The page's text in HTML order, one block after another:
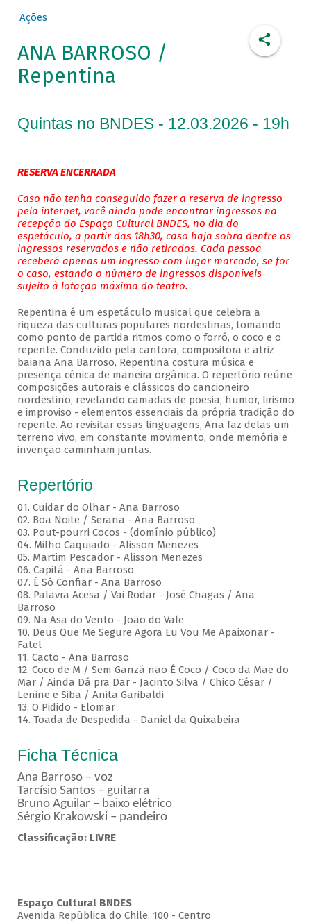
Ações
ANA BARROSO /
Repentina
Quintas no BNDES - 12.03.2026 - 19h
RESERVA ENCERRADA
Caso não tenha conseguido fazer a reserva de ingresso
pela internet, você ainda pode encontrar ingressos na
recepção do Espaço Cultural BNDES, no dia do
espetáculo, a partir das 18h30, caso haja sobra dentre os
ingressos reservados e não retirados. Cada pessoa
receberá apenas um ingresso com lugar marcado, se for
o caso, estando o número de ingressos disponíveis
sujeito à lotação máxima do teatro.
Repentina é um espetáculo musical que celebra a
riqueza das culturas populares nordestinas, tomando
como ponto de partida ritmos como o forró, o coco e o
repente. Conduzido pela cantora, compositora e atriz
baiana Ana Barroso, Repentina costura música e
presença cênica de maneira orgânica. O repertório reúne
composições autorais e clássicos do cancioneiro
nordestino, revelando camadas de poesia, humor, lirismo
e improviso - elementos essenciais da própria tradição do
repente. Ao revisitar essas linguagens, Ana faz delas um
terreno vivo, em constante movimento, onde memória e
invenção caminham juntas.
Repertório
01. Cuidar do Olhar - Ana Barroso
02. Boa Noite / Serana - Ana Barroso
03. Pout-pourri Cocos - (domínio público)
04. Milho Caquiado - Alisson Menezes
05. Martim Pescador - Alisson Menezes
06. Capitá - Ana Barroso
07. É Só Confiar - Ana Barroso
08. Palavra Acesa / Vai Rodar - José Chagas / Ana
Barroso
09. Na Asa do Vento - João do Vale
10. Deus Que Me Segure Agora Eu Vou Me Apaixonar -
Fatel
11. Cacto - Ana Barroso
12. Coco de M / Sem Ganzá não É Coco / Coco da Mãe do
Mar / Ainda Dá pra Dar - Jacinto Silva / Chico César /
Lenine e Siba / Anita Garibaldi
13. O Pidido - Elomar
14. Toada de Despedida - Daniel da Quixabeira
Ficha Técnica
Ana Barroso – voz
Tarcísio Santos – guitarra
Bruno Aguilar – baixo elétrico
Sérgio Krakowski – pandeiro
Classificação: LIVRE
Espaço Cultural BNDES
Avenida República do Chile, 100 - Centro